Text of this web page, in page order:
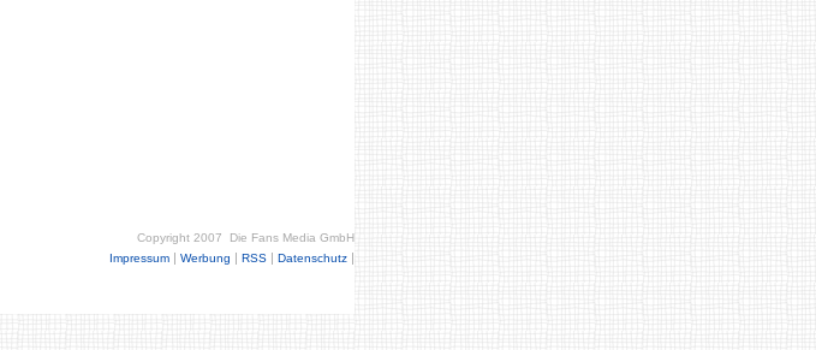
Copyright 2007 Die Fans Media GmbH
Impressum | Werbung | RSS | Datenschutz |